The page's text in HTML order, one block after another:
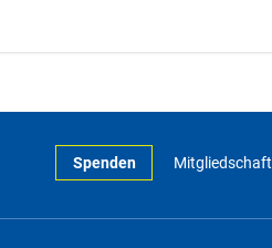
Spenden Mitgliedschaft